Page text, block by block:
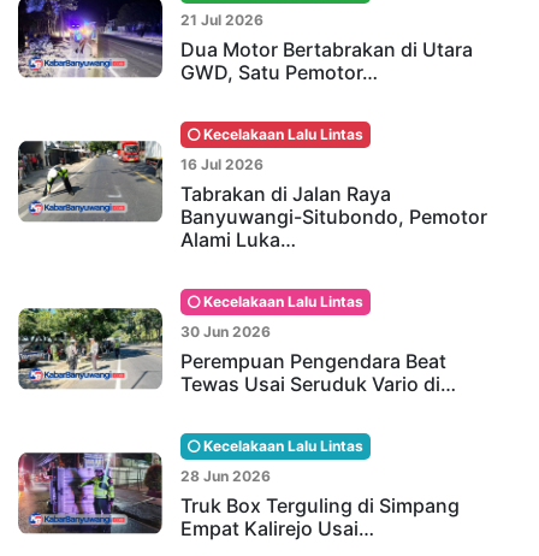
21 Jul 2026
Dua Motor Bertabrakan di Utara
GWD, Satu Pemotor…
Kecelakaan Lalu Lintas
16 Jul 2026
Tabrakan di Jalan Raya
Banyuwangi-Situbondo, Pemotor
Alami Luka…
Kecelakaan Lalu Lintas
30 Jun 2026
Perempuan Pengendara Beat
Tewas Usai Seruduk Vario di…
Kecelakaan Lalu Lintas
28 Jun 2026
Truk Box Terguling di Simpang
Empat Kalirejo Usai…